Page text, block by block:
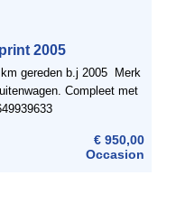
2005
gereden b.j 2005 Merk
Compleet met
€ 950,00
Occasion